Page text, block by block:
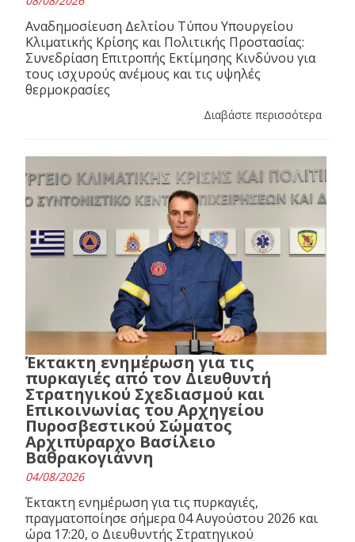
Αναδημοσίευση Δελτίου Τύπου Υπουργείου
Κλιματικής Κρίσης και Πολιτικής Προστασίας:
Συνεδρίαση Επιτροπής Εκτίμησης Κινδύνου για
τους ισχυρούς ανέμους και τις υψηλές
θερμοκρασίες
Διαβάστε περισσότερα
Έκτακτη ενημέρωση για τις
πυρκαγιές από τον Διευθυντή
Στρατηγικού Σχεδιασμού και
Επικοινωνίας του Αρχηγείου
Πυροσβεστικού Σώματος
Αρχιπύραρχο Βασίλειο
Βαθρακογιάννη
04/08/2026
Έκτακτη ενημέρωση για τις πυρκαγιές,
πραγματοποίησε σήμερα 04 Αυγούστου 2026 και
ώρα 17:20, ο Διευθυντής Στρατηγικού